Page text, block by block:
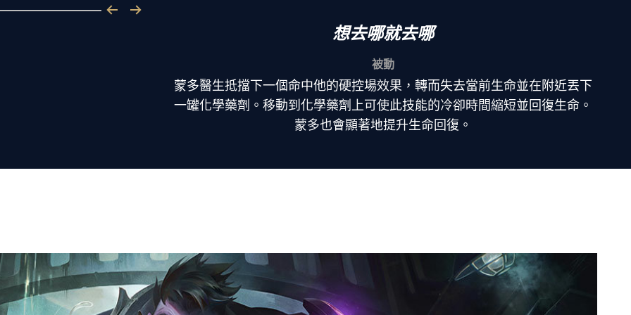
想去哪就去哪
被動
蒙多醫生抵擋下一個命中他的硬控場效果，轉而失去當前生命並在附近丟下
一罐化學藥劑。移動到化學藥劑上可使此技能的冷卻時間縮短並回復生命。
蒙多也會顯著地提升生命回復。